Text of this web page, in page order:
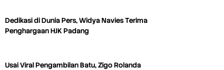
Dedikasi di Dunia Pers, Widya Navies Terima
Penghargaan HJK Padang
Usai Viral Pengambilan Batu, Zigo Rolanda